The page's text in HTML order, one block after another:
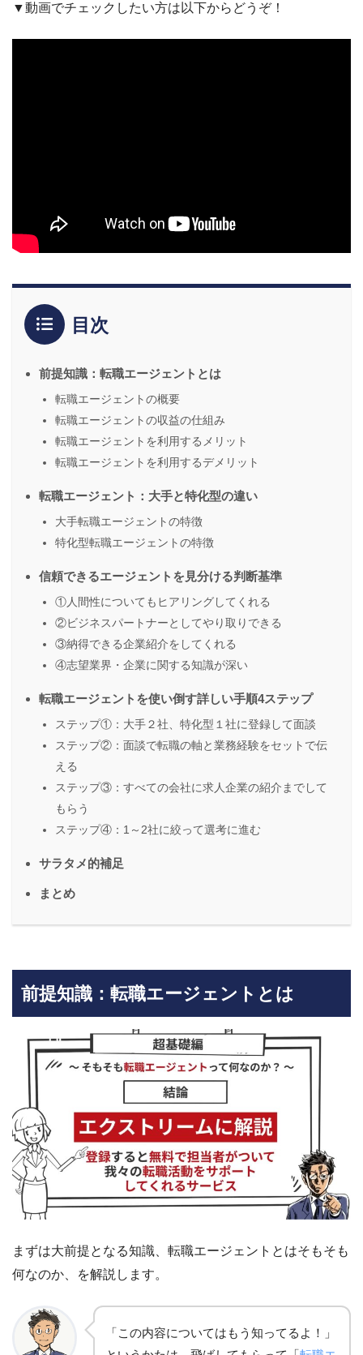
▼動画でチェックしたい方は以下からどうぞ！
目次
前提知識：転職エージェントとは
転職エージェントの概要
転職エージェントの収益の仕組み
転職エージェントを利用するメリット
転職エージェントを利用するデメリット
転職エージェント：大手と特化型の違い
大手転職エージェントの特徴
特化型転職エージェントの特徴
信頼できるエージェントを見分ける判断基準
①人間性についてもヒアリングしてくれる
②ビジネスパートナーとしてやり取りできる
③納得できる企業紹介をしてくれる
④志望業界・企業に関する知識が深い
転職エージェントを使い倒す詳しい手順4ステップ
ステップ①：大手２社、特化型１社に登録して面談
ステップ②：面談で転職の軸と業務経験をセットで伝
える
ステップ③：すべての会社に求人企業の紹介までして
もらう
ステップ④：1～2社に絞って選考に進む
サラタメ的補足
まとめ
前提知識：転職エージェントとは
まずは大前提となる知識、転職エージェントとはそもそも
何なのか、を解説します。
「この内容についてはもう知ってるよ！」